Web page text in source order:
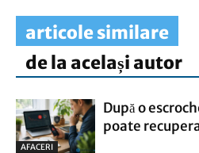
articole similare
de la același autor
AFACERI
După o
poate